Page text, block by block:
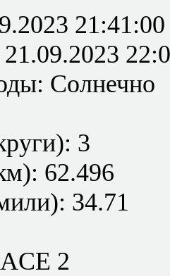
21:41:00
Солнечно
3
62.496
34.71
2